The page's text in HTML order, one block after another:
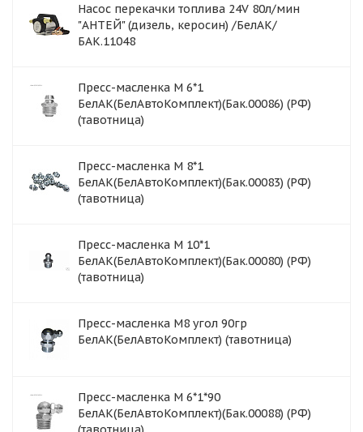
Насос перекачки топлива 24V 80л/мин
"АНТЕЙ" (дизель, керосин) /БелАК/
БАК.11048
Пресс-масленка М 6*1
БелАК(БелАвтоКомплект)(Бак.00086) (РФ)
(тавотница)
Пресс-масленка М 8*1
БелАК(БелАвтоКомплект)(Бак.00083) (РФ)
(тавотница)
Пресс-масленка М 10*1
БелАК(БелАвтоКомплект)(Бак.00080) (РФ)
(тавотница)
Пресс-масленка М8 угол 90гр
БелАК(БелАвтоКомплект) (тавотница)
Пресс-масленка М 6*1*90
БелАК(БелАвтоКомплект)(Бак.00088) (РФ)